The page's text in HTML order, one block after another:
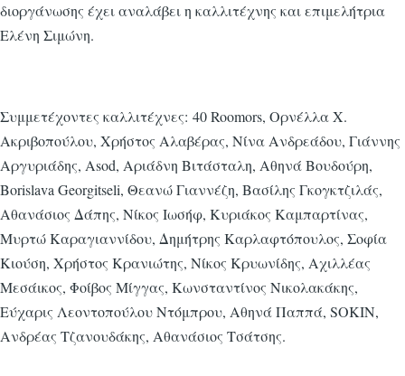
διοργάνωσης έχει αναλάβει η καλλιτέχνης και επιμελήτρια
Ελένη Σιμώνη.
Συμμετέχοντες καλλιτέχνες: 40 Roomors, Ορνέλλα Χ.
Ακριβοπούλου, Χρήστος Αλαβέρας, Νίνα Ανδρεάδου, Γιάννης
Αργυριάδης, Asod, Αριάδνη Βιτάσταλη, Αθηνά Βουδούρη,
Borislava Georgitseli, Θεανώ Γιαννέζη, Βασίλης Γκογκτζιλάς,
Αθανάσιος Δάπης, Νίκος Ιωσήφ, Κυριάκος Καμπαρτίνας,
Μυρτώ Καραγιαννίδου, Δημήτρης Καρλαφτόπουλος, Σοφία
Κιούση, Χρήστος Κρανιώτης, Νίκος Κρυωνίδης, Αχιλλέας
Μεσάικος, Φοίβος Μίγγας, Κωνσταντίνος Νικολακάκης,
Εύχαρις Λεοντοπούλου Ντόμπρου, Αθηνά Παππά, SOKIN,
Ανδρέας Τζανουδάκης, Αθανάσιος Τσάτσης.